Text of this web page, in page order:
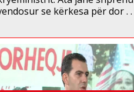
se kërkesa për dor . .